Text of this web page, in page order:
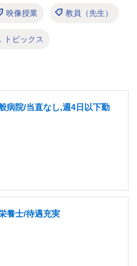
映像授業 教員（先生）
トピックス
病院/当直なし,週4日以下勤
養士/待遇充実